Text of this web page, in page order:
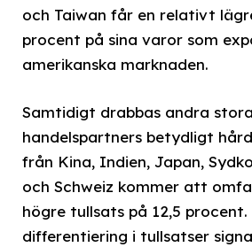
och Taiwan får en relativt
procent på sina varor som
amerikanska marknaden.
Samtidigt drabbas andra
handelspartners betydligt
från Kina, Indien, Japan,
och Schweiz kommer att
högre tullsats på 12,5 procent.
differentiering i tullsatser